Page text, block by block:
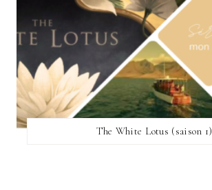
The White Lotus (saison 1)